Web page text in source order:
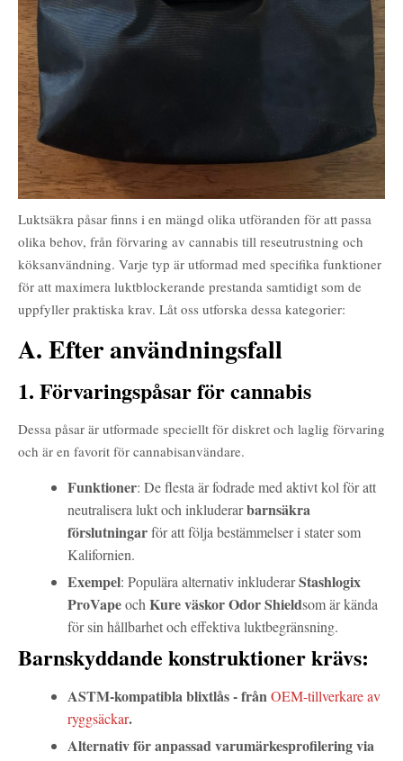
Luktsäkra påsar finns i en mängd olika utföranden för att passa
olika behov, från förvaring av cannabis till reseutrustning och
köksanvändning. Varje typ är utformad med specifika funktioner
för att maximera luktblockerande prestanda samtidigt som de
uppfyller praktiska krav. Låt oss utforska dessa kategorier:
A. Efter användningsfall
1. Förvaringspåsar för cannabis
Dessa påsar är utformade speciellt för diskret och laglig förvaring
och är en favorit för cannabisanvändare.
Funktioner: De flesta är fodrade med aktivt kol för att
neutralisera lukt och inkluderarbarnsäkra
förslutningarför att följa bestämmelser i stater som
Kalifornien.
Exempel: Populära alternativ inkluderarStashlogix
ProVapeochKure väskor Odor Shieldsom är kända
för sin hållbarhet och effektiva luktbegränsning.
Barnskyddande konstruktioner krävs:
ASTM-kompatibla blixtlås - frånOEM-tillverkare av
ryggsäckar.
Alternativ för anpassad varumärkesprofilering via